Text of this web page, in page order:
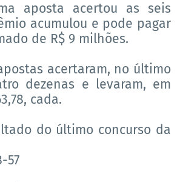
aposta acertou as seis
acumulou e pode pagar
de R$ 9 milhões.
acertaram, no último
dezenas e levaram, em
cada.
do último concurso da
57